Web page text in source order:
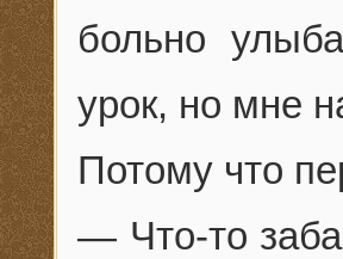
больно
урок, но мне
Потому что
— Что-то